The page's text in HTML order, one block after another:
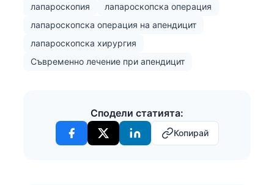
лапароскопия
лапароскопска операция
лапароскопска операция на апендицит
лапароскопска хирургия
Съвременно лечение при апендицит
Сподели статията:
Копирай